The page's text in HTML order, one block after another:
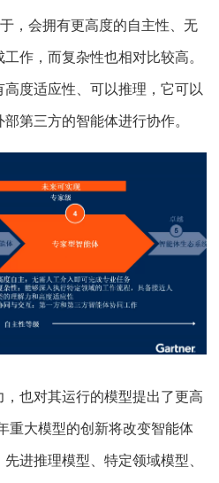
，会拥有更高度的自主性、无
作，而复杂性也相对比较高。
度适应性、可以推理，它可以
第三方的智能体进行协作。
也对其运行的模型提出了更高
重大模型的创新将改变智能体
进推理模型、特定领域模型、